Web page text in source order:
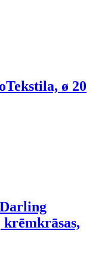
Tekstila, ø 20